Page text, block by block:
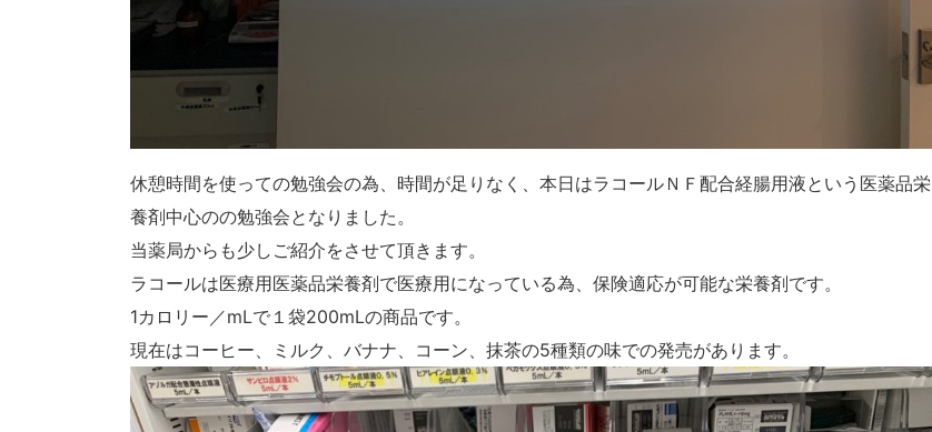
休憩時間を使っての勉強会の為、時間が足りなく、本日はラコールＮＦ配合経腸用液という医薬品栄
養剤中心のの勉強会となりました。
当薬局からも少しご紹介をさせて頂きます。
ラコールは医療用医薬品栄養剤で医療用になっている為、保険適応が可能な栄養剤です。
1カロリー／mLで１袋200mLの商品です。
現在はコーヒー、ミルク、バナナ、コーン、抹茶の5種類の味での発売があります。